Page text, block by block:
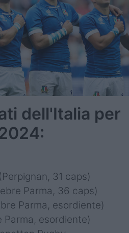
dell'Italia per
31 caps)
Parma, 36 caps)
Parma, esordiente)
Parma, esordiente)